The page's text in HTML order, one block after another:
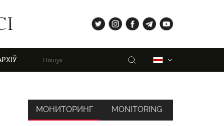
Пошук
tw ig fb tg yt
МОНИТОРИНГ MONITORING